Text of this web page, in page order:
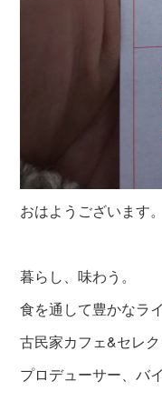
おはようございます。
暮らし、味わう。
食を通して豊かなラ
古民家カフェ&セレ
プロデューサー、バ